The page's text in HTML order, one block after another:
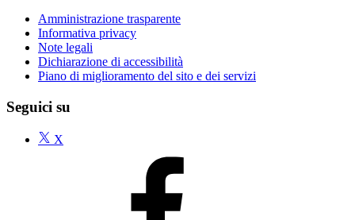
Amministrazione trasparente
Informativa privacy
Note legali
Dichiarazione di accessibilità
Piano di miglioramento del sito e dei servizi
Seguici su
X